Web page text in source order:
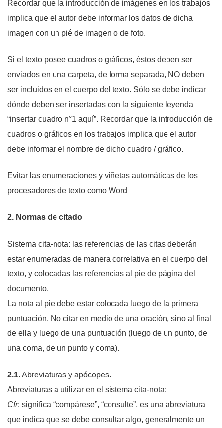
Recordar que la introducción de imágenes en los trabajos
implica que el autor debe informar los datos de dicha
imagen con un pié de imagen o de foto.
Si el texto posee cuadros o gráficos, éstos deben ser
enviados en una carpeta, de forma separada, NO deben
ser incluidos en el cuerpo del texto. Sólo se debe indicar
dónde deben ser insertadas con la siguiente leyenda
“insertar cuadro n°1 aquí”. Recordar que la introducción de
cuadros o gráficos en los trabajos implica que el autor
debe informar el nombre de dicho cuadro / gráfico.
Evitar las enumeraciones y viñetas automáticas de los
procesadores de texto como Word
2. Normas de citado
Sistema cita-nota: las referencias de las citas deberán
estar enumeradas de manera correlativa en el cuerpo del
texto, y colocadas las referencias al pie de página del
documento.
La nota al pie debe estar colocada luego de la primera
puntuación. No citar en medio de una oración, sino al final
de ella y luego de una puntuación (luego de un punto, de
una coma, de un punto y coma).
2.1.Abreviaturas y apócopes.
Abreviaturas a utilizar en el sistema cita-nota:
Cfr: significa “compárese”, “consulte”, es una abreviatura
que indica que se debe consultar algo, generalmente un